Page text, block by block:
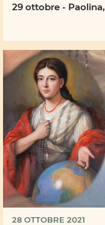
29 ottobre -
28 OTTOBRE 2021